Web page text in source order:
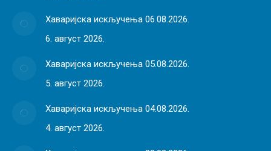
Хаваријска искључења 06.08.2026.
6. август 2026.
Хаваријска искључења 05.08.2026.
5. август 2026.
Хаваријска искључења 04.08.2026.
4. август 2026.